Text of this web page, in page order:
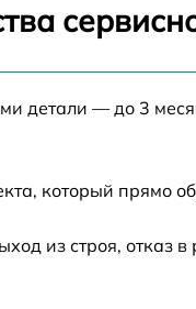
детали — до 3
который прямо
из строя, отказ в